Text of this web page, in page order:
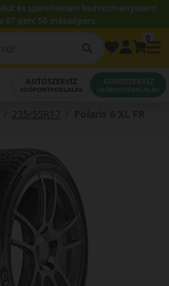
és szereltessen kedvezményesen!
07 perc 49 másodperc.
AUTÓSZERVIZ
IDŐPONTFOGLALÁS
GUMISZERVIZ
IDŐPONTFOGLALÁS
235/55R17